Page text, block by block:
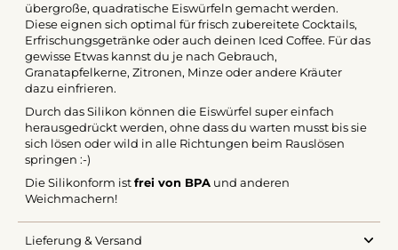
übergroße, quadratische Eiswürfeln gemacht werden.
Diese eignen sich optimal für frisch zubereitete Cocktails,
Erfrischungsgetränke oder auch deinen Iced Coffee. Für das
gewisse Etwas kannst du je nach Gebrauch,
Granatapfelkerne, Zitronen, Minze oder andere Kräuter
dazu einfrieren.
Durch das Silikon können die Eiswürfel super einfach
herausgedrückt werden, ohne dass du warten musst bis sie
sich lösen oder wild in alle Richtungen beim Rauslösen
springen :-)
Die Silikonform ist frei von BPA und anderen
Weichmachern!
Lieferung & Versand